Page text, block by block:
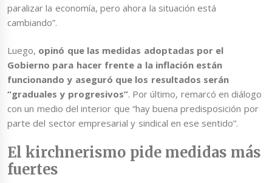
paralizar la economía, pero ahora la situación está
cambiando”.
Luego, opinó que las medidas adoptadas por el
Gobierno para hacer frente a la inflación están
funcionando y aseguró que los resultados serán
“graduales y progresivos”. Por último, remarcó en diálogo
con un medio del interior que “hay buena predisposición por
parte del sector empresarial y sindical en ese sentido”.
El kirchnerismo pide medidas más
fuertes